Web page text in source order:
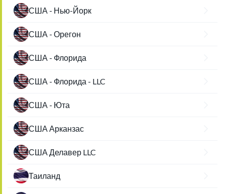
США - Нью-Йорк
США - Орегон
США - Флорида
США - Флорида - LLC
США - Юта
США Арканзас
США Делавер LLC
Таиланд